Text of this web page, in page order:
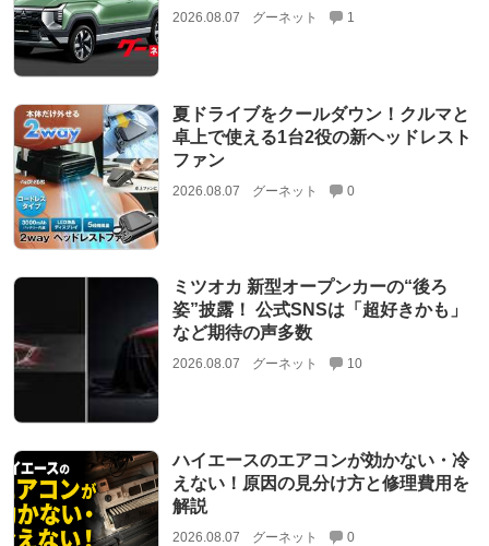
2026.08.07 グーネット 1
夏ドライブをクールダウン！クルマと
卓上で使える1台2役の新ヘッドレスト
ファン
2026.08.07 グーネット 0
ミツオカ 新型オープンカーの“後ろ
姿”披露！ 公式SNSは「超好きかも」
など期待の声多数
2026.08.07 グーネット 10
ハイエースのエアコンが効かない・冷
えない！原因の見分け方と修理費用を
解説
2026.08.07 グーネット 0